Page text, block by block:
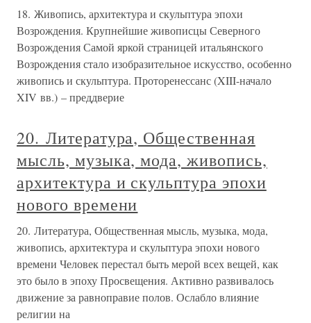
18. Живопись, архитектура и скульптура эпохи
Возрождения. Крупнейшие живописцы Северного
Возрождения Самой яркой страницей итальянского
Возрождения стало изобразительное искусство, особенно
живопись и скульптура. Проторенессанс (XIII-начало
XIV вв.) – преддверие
20. Литература, Общественная
мысль, музыка, мода, живопись,
архитектура и скульптура эпохи
нового времени
20. Литература, Общественная мысль, музыка, мода,
живопись, архитектура и скульптура эпохи нового
времени Человек перестал быть мерой всех вещей, как
это было в эпоху Просвещения. Активно развивалось
движение за равноправие полов. Ослабло влияние
религии на